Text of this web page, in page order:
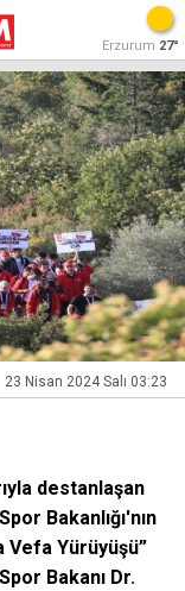
Erzurum 27°
23 Nisan 2024 Salı 03:23
destanlaşan
Bakanlığı'nın
Vefa Yürüyüşü”
Bakanı Dr.